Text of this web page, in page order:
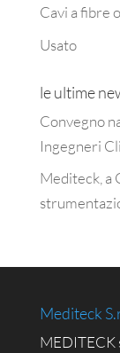
Cavi a fibre
Usato
le ultime
Convegno
Ingegneri
Mediteck, a
Mediteck
MEDITECK